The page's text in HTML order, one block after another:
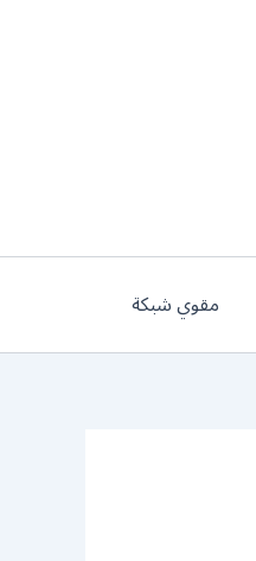
مقوي شبكة